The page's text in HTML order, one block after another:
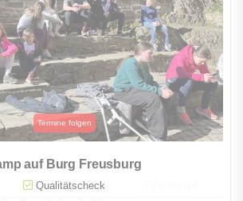
auf Burg Freusburg
Qualitätscheck